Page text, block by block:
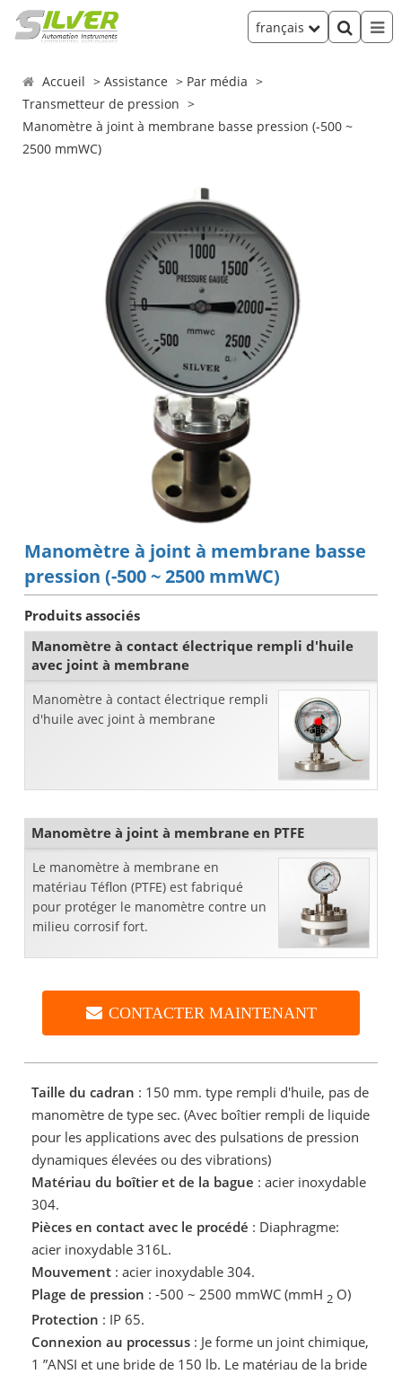
français
Accueil Assistance
Par média
Transmetteur de pression
Manomètre à joint à membrane basse pression (-500 ~
2500 mmWC)
Manomètre à joint à membrane basse
pression (-500 ~ 2500 mmWC)
Produits associés
Manomètre à contact électrique rempli d'huile
avec joint à membrane
Manomètre à contact électrique rempli
d'huile avec joint à membrane
Manomètre à joint à membrane en PTFE
Le manomètre à membrane en
matériau Téflon (PTFE) est fabriqué
pour protéger le manomètre contre un
milieu corrosif fort.
CONTACTER MAINTENANT
Taille du cadran : 150 mm. type rempli d'huile, pas de
manomètre de type sec. (Avec boîtier rempli de liquide
pour les applications avec des pulsations de pression
dynamiques élevées ou des vibrations)
Matériau du boîtier et de la bague : acier inoxydable
304.
Pièces en contact avec le procédé : Diaphragme:
acier inoxydable 316L.
Mouvement: acier inoxydable 304.
Plage de pression : -500 ~ 2500 mmWC (mmH 2O)
Protection : IP 65.
Connexion au processus: Je forme un joint chimique,
1 ”ANSI et une bride de 150 lb. Le matériau de la bride